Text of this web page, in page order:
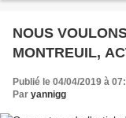
NOUS
MONTREUIL,
Publié le 04/04/2019 à
Par yannigg